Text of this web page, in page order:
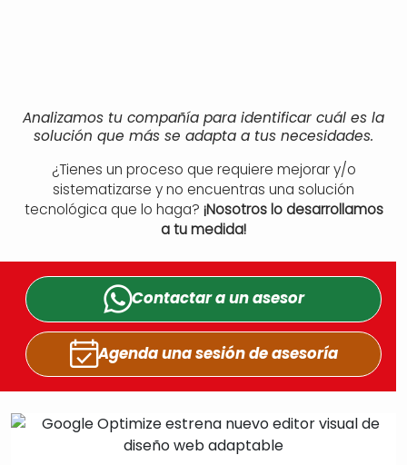
Analizamos tu compañía para identificar cuál es la
solución que más se adapta a tus necesidades.
¿Tienes un proceso que requiere mejorar y/o
sistematizarse y no encuentras una solución
tecnológica que lo haga? ¡Nosotros lo desarrollamos
a tu medida!
Contactar a unasesor
Agenda una sesiónde asesoría